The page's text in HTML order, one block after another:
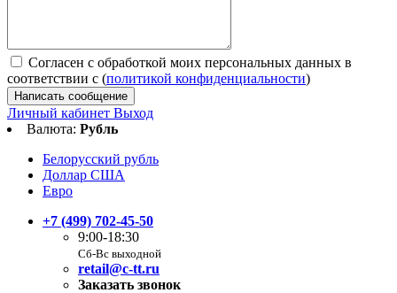
Согласен с обработкой моих персональных данных в
соответствии с (политикой конфиденциальности)
Написать сообщение
Личный кабинет Выход
Валюта: Рубль
Белорусский рубль
Доллар США
Евро
+7 (499) 702-45-50
9:00-18:30
Сб-Вс выходной
retail@c-tt.ru
Заказать звонок